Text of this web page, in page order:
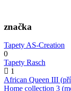
značka
Tapety AS-Creation
0
Tapety Rasch
1
African Queen III
Home collection 3